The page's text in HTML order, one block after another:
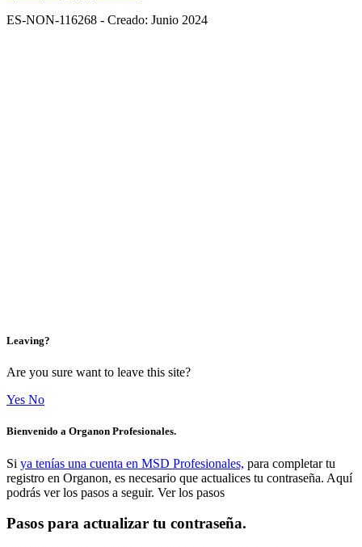
ES-NON-116268 - Creado: Junio 2024
Leaving?
Are you sure want to leave this site?
Yes No
Bienvenido a Organon Profesionales.
Si ya tenías una cuenta en MSD Profesionales, para completar tu
registro en Organon, es necesario que actualices tu contraseña. Aquí
podrás ver los pasos a seguir. Ver los pasos
Pasos para actualizar tu contraseña.